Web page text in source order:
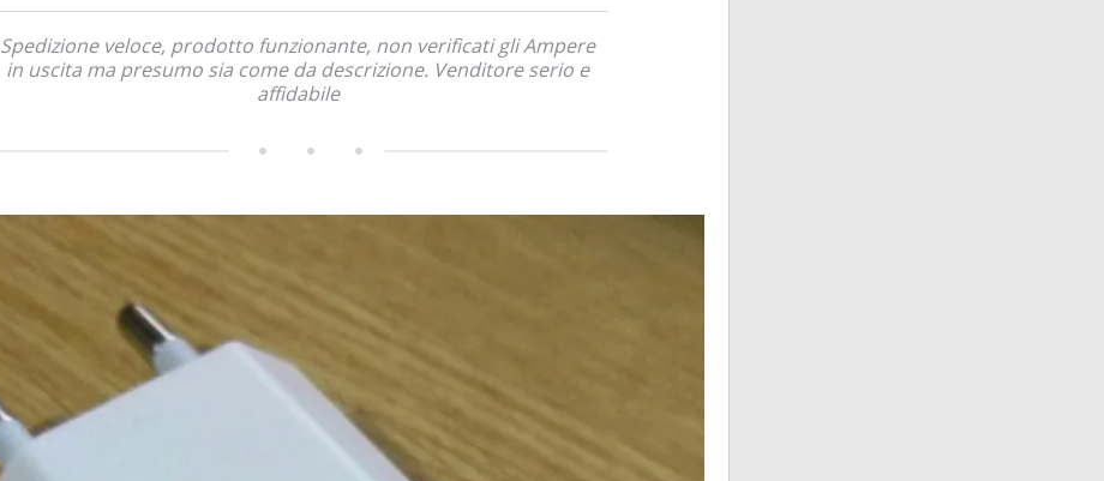
Spedizione veloce, prodotto funzionante, non verificati gli Ampere
in uscita ma presumo sia come da descrizione. Venditore serio e
affidabile